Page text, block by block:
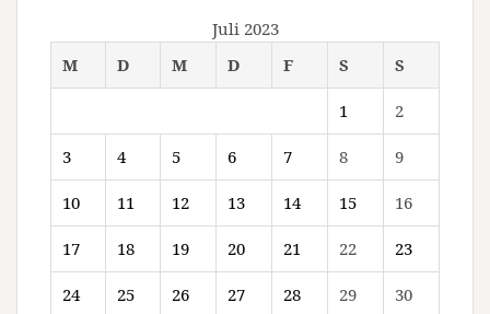
Juli 2023
M
D M D F S S
1 2
3 4 5 6 7 8 9
10 11 12 13 14 15 16
17 18 19 20 21 22 23
24 25 26 27 28 29 30